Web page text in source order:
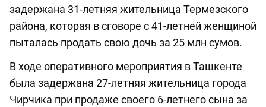
задержана 31-летняя жительница Термезского
района, которая в сговоре с 41-летней женщиной
пыталась продать свою дочь за 25 млн сумов.
В ходе оперативного мероприятия в Ташкенте
была задержана 27-летняя жительница города
Чирчика при продаже своего 6-летнего сына за